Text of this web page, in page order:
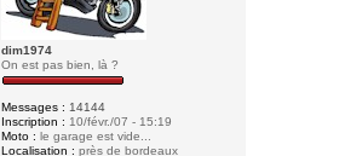
dim1974
On est pas bien, là ?
Messages : 14144
Inscription : 10/févr./07 - 15:19
Moto : le garage est vide...
Localisation : près de bordeaux